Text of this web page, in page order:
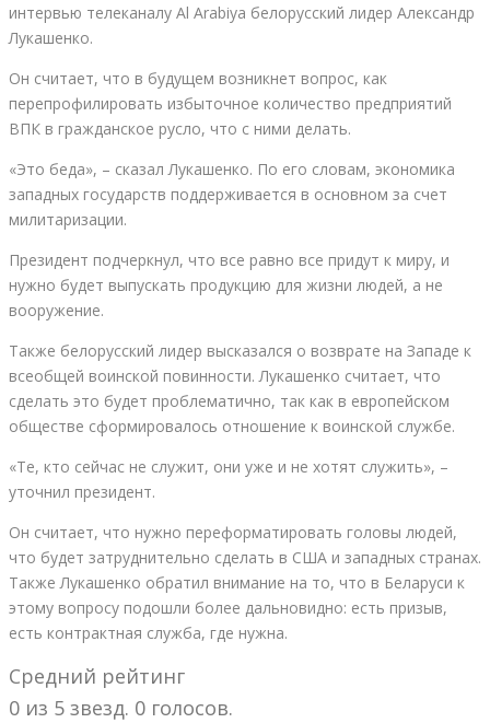
интервью телеканалу Al Arabiya белорусский лидер Александр
Лукашенко.
Он считает, что в будущем возникнет вопрос, как
перепрофилировать избыточное количество предприятий
ВПК в гражданское русло, что с ними делать.
«Это беда», – сказал Лукашенко. По его словам, экономика
западных государств поддерживается в основном за счет
милитаризации.
Президент подчеркнул, что все равно все придут к миру, и
нужно будет выпускать продукцию для жизни людей, а не
вооружение.
Также белорусский лидер высказался о возврате на Западе к
всеобщей воинской повинности. Лукашенко считает, что
сделать это будет проблематично, так как в европейском
обществе сформировалось отношение к воинской службе.
«Те, кто сейчас не служит, они уже и не хотят служить», –
уточнил президент.
Он считает, что нужно переформатировать головы людей,
что будет затруднительно сделать в США и западных странах.
Также Лукашенко обратил внимание на то, что в Беларуси к
этому вопросу подошли более дальновидно: есть призыв,
есть контрактная служба, где нужна.
Средний рейтинг
0 из 5 звезд. 0 голосов.